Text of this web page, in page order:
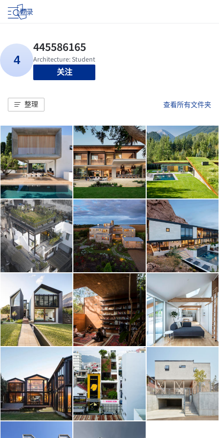
登录
关注
整理 查看所有文件夹